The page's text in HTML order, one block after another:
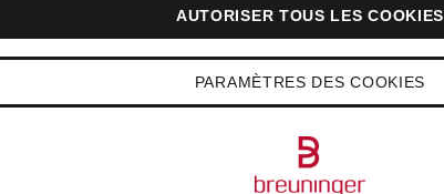
PARAMÈTRES DES COOKIES
AUTORISER TOUS LES COOKIES